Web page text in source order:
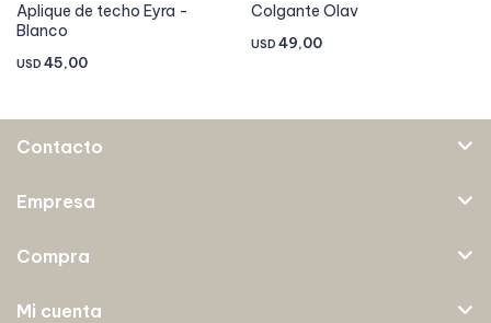
Aplique de techo Eyra -
Blanco
USD 45,00
Colgante Olav
USD 49,00
Contacto
Empresa
Compra
Mi cuenta